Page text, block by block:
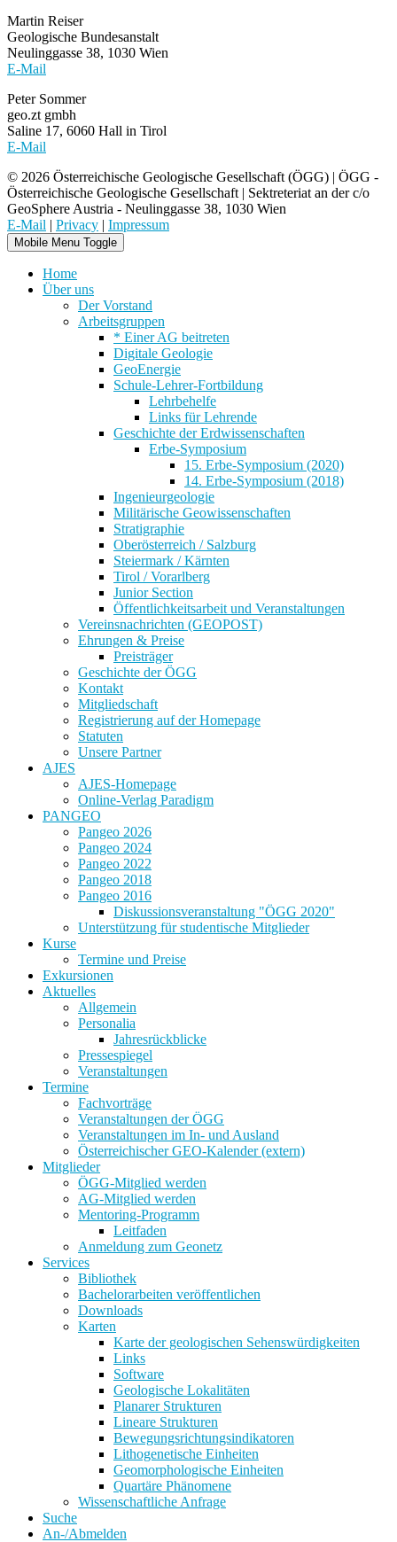
Martin Reiser
Geologische Bundesanstalt
Neulinggasse 38, 1030 Wien
E-Mail
Peter Sommer
geo.zt gmbh
Saline 17, 6060 Hall in Tirol
E-Mail
© 2026 Österreichische Geologische Gesellschaft (ÖGG) | ÖGG -
Österreichische Geologische Gesellschaft | Sektreteriat an der c/o
GeoSphere Austria - Neulinggasse 38, 1030 Wien
E-Mail | Privacy | Impressum
Mobile Menu Toggle
Home
Über uns
Der Vorstand
Arbeitsgruppen
* Einer AG beitreten
Digitale Geologie
GeoEnergie
Schule-Lehrer-Fortbildung
Lehrbehelfe
Links für Lehrende
Geschichte der Erdwissenschaften
Erbe-Symposium
15. Erbe-Symposium (2020)
14. Erbe-Symposium (2018)
Ingenieurgeologie
Militärische Geowissenschaften
Stratigraphie
Oberösterreich / Salzburg
Steiermark / Kärnten
Tirol / Vorarlberg
Junior Section
Öffentlichkeitsarbeit und Veranstaltungen
Vereinsnachrichten (GEOPOST)
Ehrungen & Preise
Preisträger
Geschichte der ÖGG
Kontakt
Mitgliedschaft
Registrierung auf der Homepage
Statuten
Unsere Partner
AJES
AJES-Homepage
Online-Verlag Paradigm
PANGEO
Pangeo 2026
Pangeo 2024
Pangeo 2022
Pangeo 2018
Pangeo 2016
Diskussionsveranstaltung "ÖGG 2020"
Unterstützung für studentische Mitglieder
Kurse
Termine und Preise
Exkursionen
Aktuelles
Allgemein
Personalia
Jahresrückblicke
Pressespiegel
Veranstaltungen
Termine
Fachvorträge
Veranstaltungen der ÖGG
Veranstaltungen im In- und Ausland
Österreichischer GEO-Kalender (extern)
Mitglieder
ÖGG-Mitglied werden
AG-Mitglied werden
Mentoring-Programm
Leitfaden
Anmeldung zum Geonetz
Services
Bibliothek
Bachelorarbeiten veröffentlichen
Downloads
Karten
Karte der geologischen Sehenswürdigkeiten
Links
Software
Geologische Lokalitäten
Planarer Strukturen
Lineare Strukturen
Bewegungsrichtungsindikatoren
Lithogenetische Einheiten
Geomorphologische Einheiten
Quartäre Phänomene
Wissenschaftliche Anfrage
Suche
An-/Abmelden